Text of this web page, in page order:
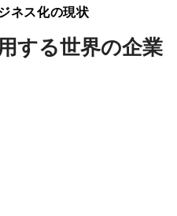
ネス化の現状
する世界の企業